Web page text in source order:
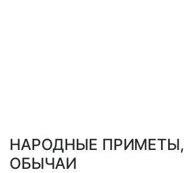
НАРОДНЫЕ ПРИМЕТЫ,
ОБЫЧАИ